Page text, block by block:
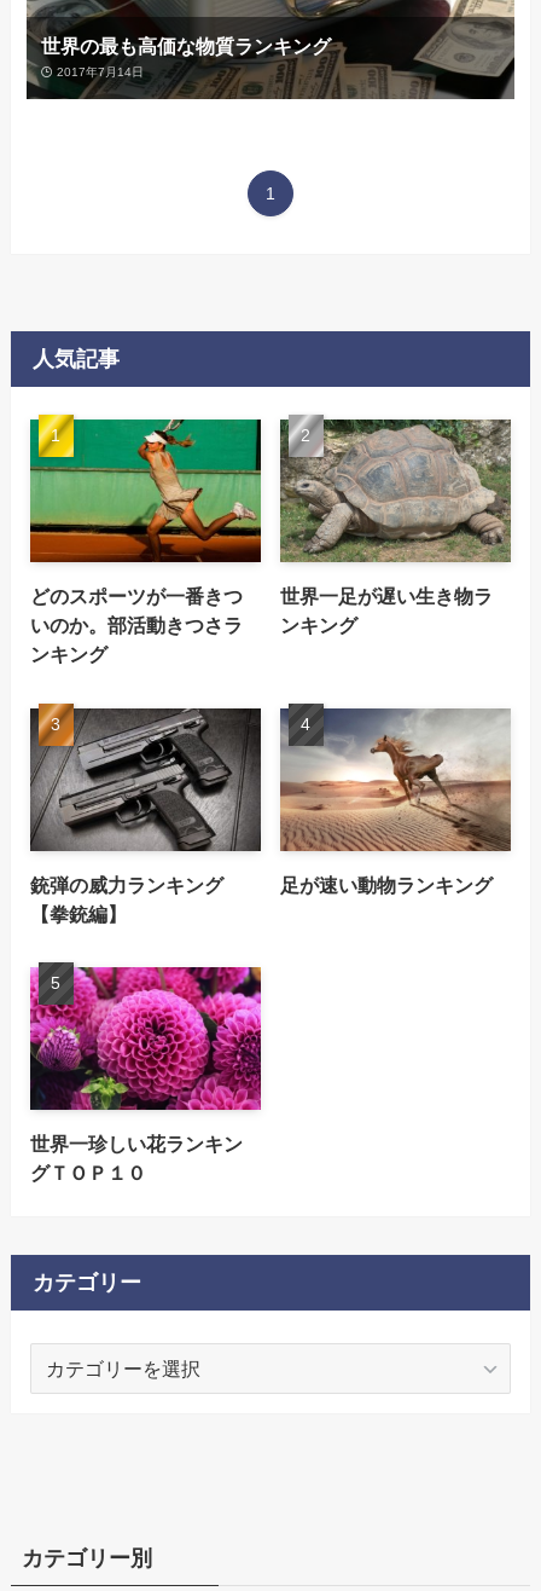
世界の最も高価な物質ランキング
2017年7月14日
1
人気記事
どのスポーツが一番きつ
いのか。部活動きつさラ
ンキング
世界一足が遅い生き物ラ
ンキング
銃弾の威力ランキング
【拳銃編】
足が速い動物ランキング
世界一珍しい花ランキン
グＴＯＰ１０
カテゴリー
カテゴリー別